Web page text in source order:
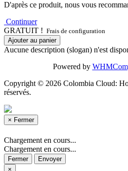
D'après ce produit, nous vous
Continuer
GRATUIT ! Frais de configuration
Ajouter au panier
Aucune description (slogan) n'est
Powered by
Copyright © 2026 Colombia Cloud:
réservés.
× Fermer
Chargement en cours...
Chargement en cours...
Fermer
Envoyer
×